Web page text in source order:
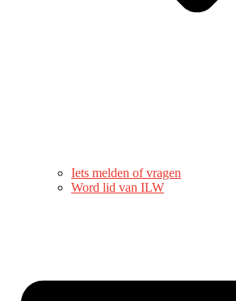
Iets melden of vragen
Word lid van ILW